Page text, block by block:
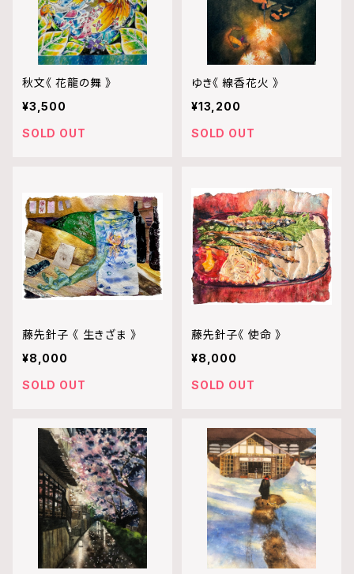
秋文《 花龍の舞 》
¥3,500
SOLD OUT
ゆき《 線香花火 》
¥13,200
SOLD OUT
藤先針子 《 生きざま 》
¥8,000
SOLD OUT
藤先針子《 使命 》
¥8,000
SOLD OUT